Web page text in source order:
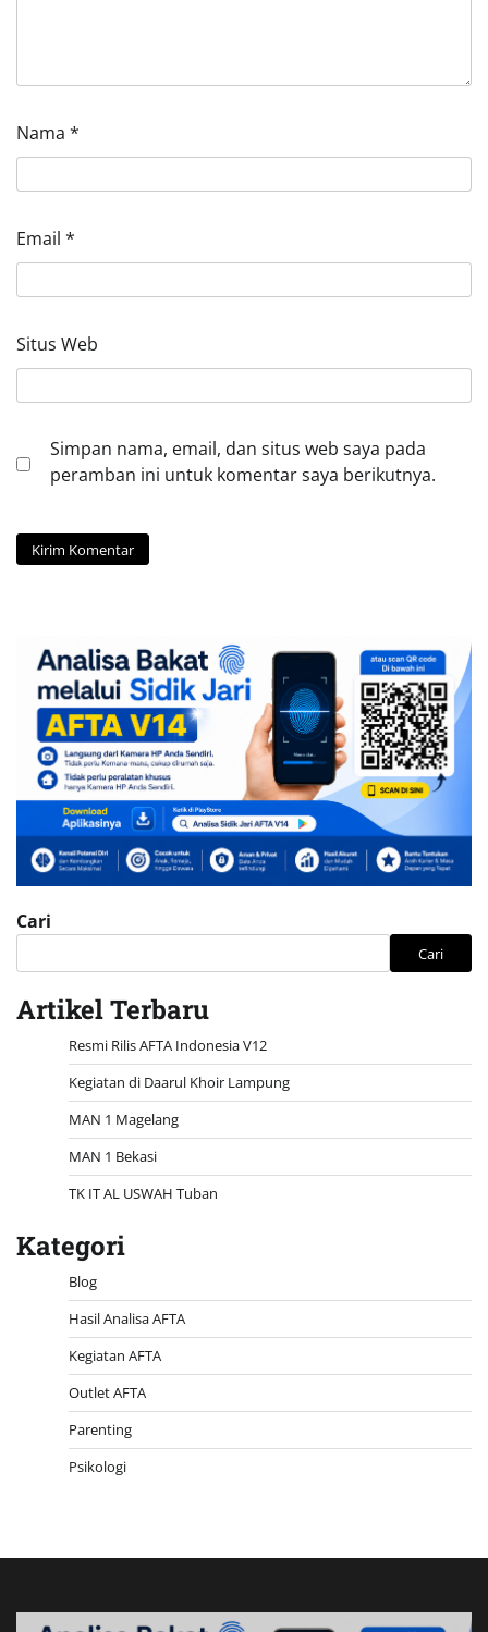
Nama *
Email *
Situs Web
Simpan nama, email, dan situs web saya pada
peramban ini untuk komentar saya berikutnya.
Cari
Cari
Artikel Terbaru
Resmi Rilis AFTA Indonesia V12
Kegiatan di Daarul Khoir Lampung
MAN 1 Magelang
MAN 1 Bekasi
TK IT AL USWAH Tuban
Kategori
Blog
Hasil Analisa AFTA
Kegiatan AFTA
Outlet AFTA
Parenting
Psikologi